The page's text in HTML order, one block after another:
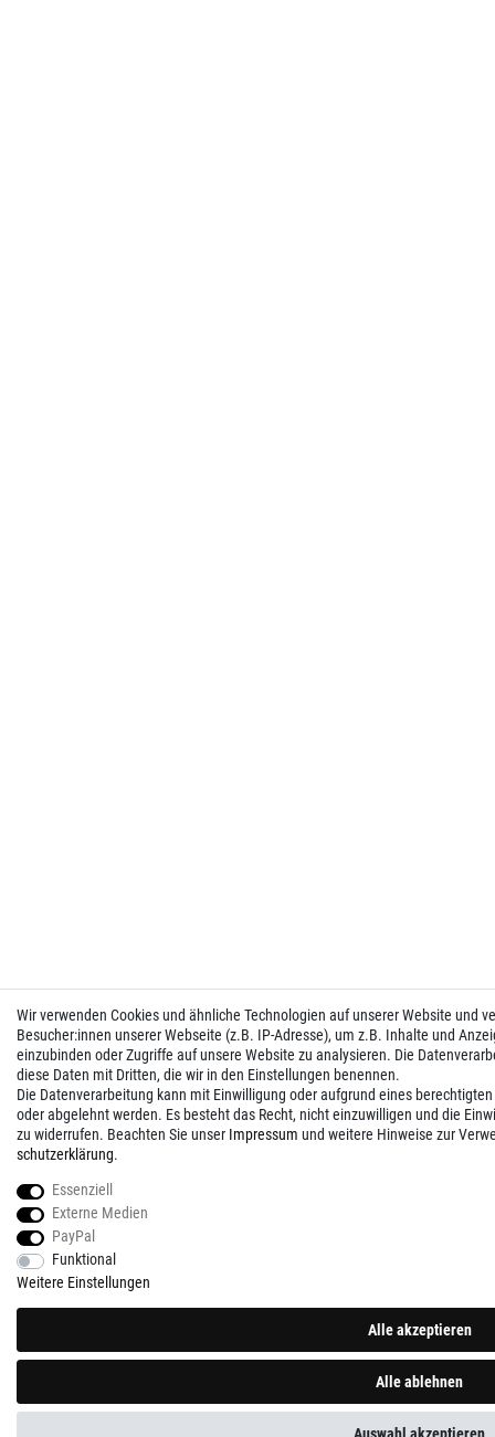
Wir verwenden Cookies und ähnliche Technologien auf unserer Website und
Besucher:innen unserer Webseite (z.B. IP-Adresse), um z.B. Inhalte und
einzubinden oder Zugriffe auf unsere Website zu analysieren. Die
diese Daten mit Dritten, die wir in den Einstellungen benennen.
Die Datenverarbeitung kann mit Einwilligung oder aufgrund eines
oder abgelehnt werden. Es besteht das Recht, nicht einzuwilligen und die
zu widerrufen. Beachten Sie unser Impressum und weitere Hinweise zur
schutz­erklärung.
Essenziell
Externe Medien
PayPal
Funktional
Weitere Einstellungen
Alle akzeptieren
Alle ablehnen
Auswahl akzeptieren